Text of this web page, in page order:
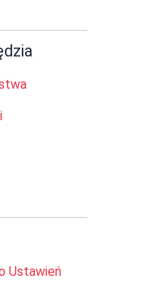
Ustawień